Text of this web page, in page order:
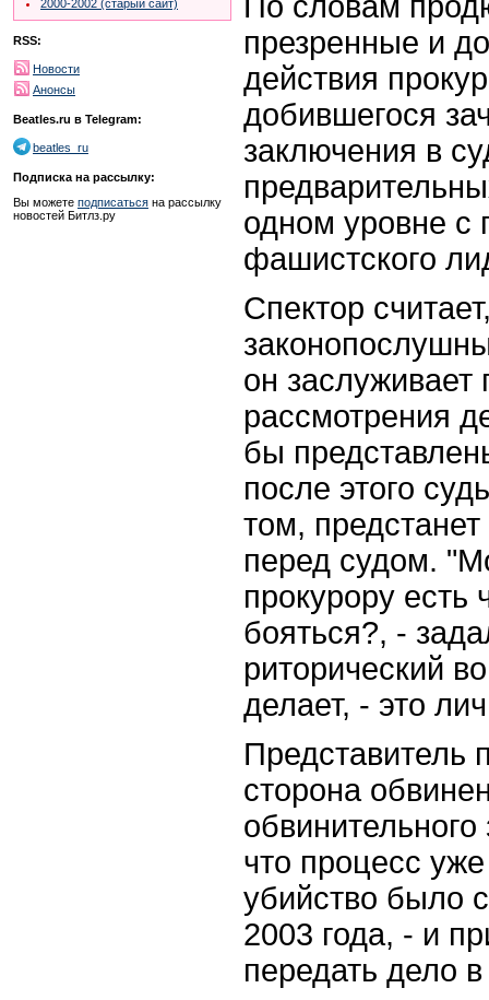
2000-2002 (старый сайт)
RSS:
Новости
Анонсы
Beatles.ru в Telegram:
beatles_ru
Подписка на рассылку:
Вы можете подписаться на рассылку
новостей Битлз.ру
презренные и
действия
добившегося
заключения в
одном уровне с
фашистского
Спектор
он заслуживает
рассмотрения
бы
после этого
том,
перед судом.
прокурору есть
бояться?, -
риторический
делает, - это
Представитель
сторона
что процесс
убийство было
2003 года, - и
передать дело